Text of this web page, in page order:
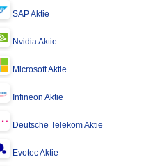
SAP Aktie
Nvidia Aktie
Microsoft Aktie
Infineon Aktie
Deutsche Telekom Aktie
Evotec Aktie